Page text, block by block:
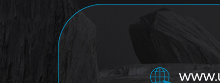
2.459,48
410608481RB